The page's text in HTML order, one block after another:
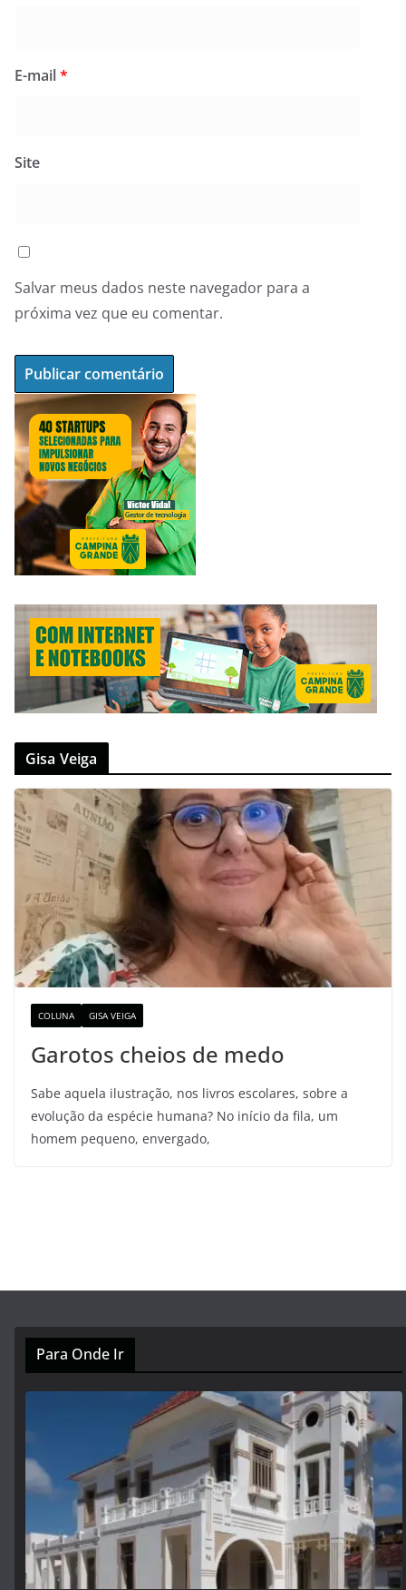
E-mail*
Site
Salvar meus dados neste navegador para a
próxima vez que eu comentar.
Gisa Veiga
COLUNA GISA VEIGA
Garotos cheios de medo
Sabe aquela ilustração, nos livros escolares, sobre a
evolução da espécie humana? No início da fila, um
homem pequeno, envergado,
Para Onde Ir